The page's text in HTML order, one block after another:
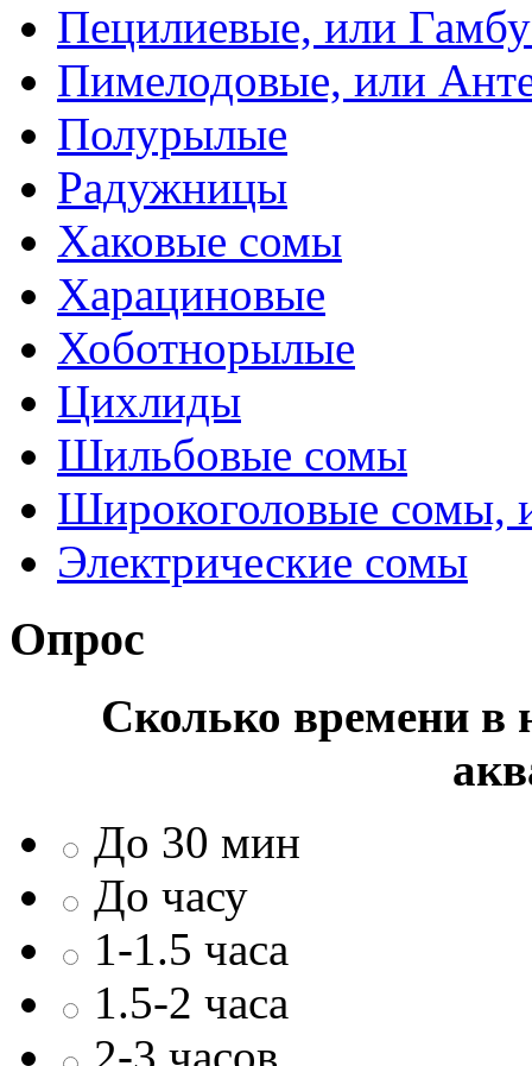
Пецилиевые, или
Пимелодовые, или
Полурылые
Радужницы
Хаковые сомы
Харациновые
Хоботнорылые
Цихлиды
Шильбовые сомы
Широкоголовые сомы,
Электрические сомы
Опрос
Сколько времени в
До 30 мин
До часу
1-1.5 часа
1.5-2 часа
2-3 часов